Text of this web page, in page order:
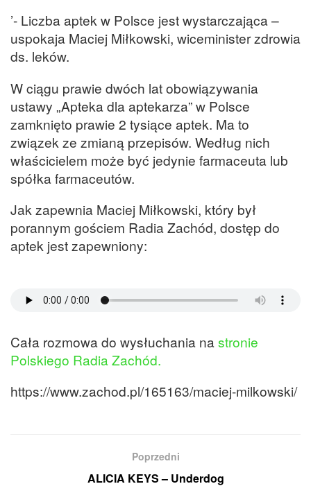
’- Liczba aptek w Polsce jest wystarczająca –
uspokaja Maciej Miłkowski, wiceminister zdrowia
ds. leków.
W ciągu prawie dwóch lat obowiązywania
ustawy „Apteka dla aptekarza” w Polsce
zamknięto prawie 2 tysiące aptek. Ma to
związek ze zmianą przepisów. Według nich
właścicielem może być jedynie farmaceuta lub
spółka farmaceutów.
Jak zapewnia Maciej Miłkowski, który był
porannym gościem Radia Zachód, dostęp do
aptek jest zapewniony:
Cała rozmowa do wysłuchania nastronie
Polskiego Radia Zachód.
https://www.zachod.pl/165163/maciej-milkowski/
Poprzedni
ALICIA KEYS – Underdog